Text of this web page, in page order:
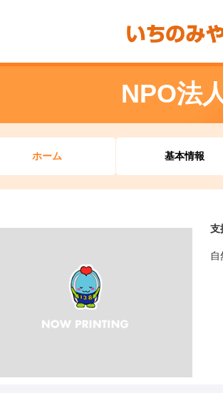
NPO法
ホーム 基本情報
支